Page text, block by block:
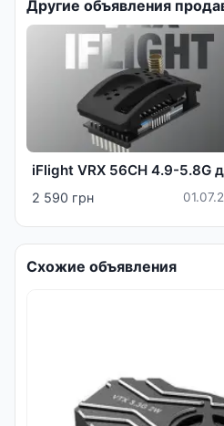
Другие объявления
2 590 грн
Схожие объявления